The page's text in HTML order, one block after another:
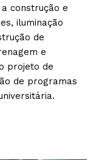
construção e
iluminação
de
e
projeto de
de programas